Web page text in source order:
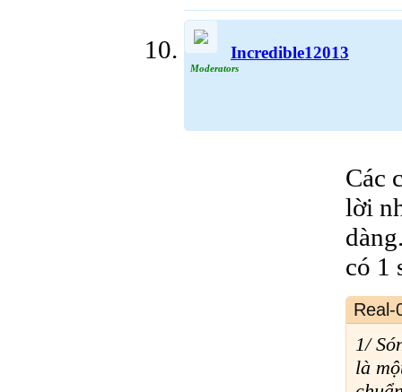
Incredible12013
Moderators
Các
lời
có 1
1/
là